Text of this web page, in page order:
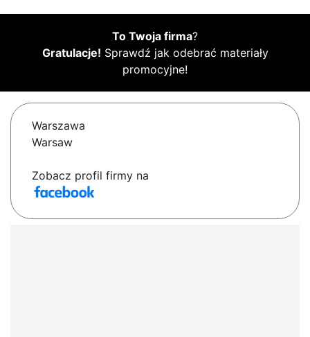
To Twoja firma?
Gratulacje! Sprawdź jak odebrać materiały
promocyjne!
Warszawa
Warsaw
Zobacz profil firmy na